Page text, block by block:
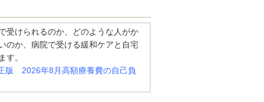
受けられるのか、どのような人がか
のか、病院で受ける緩和ケアと自宅
す。
2026年8月高額療養費の自己負